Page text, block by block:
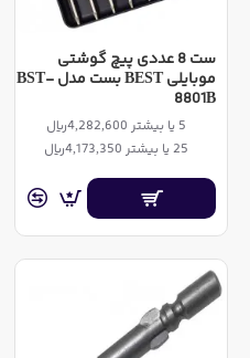
ست 8 عددی پیچ گوشتی
موبایلی BEST بست مدل BST-
8801B
5 یا بیشتر 4,282,600ریال
25 یا بیشتر 4,173,350ریال